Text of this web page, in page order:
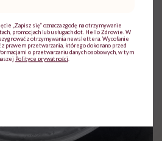
„Zapisz się” oznacza zgodę na otrzymywanie
promocjach lub usługach dot. Hello Zdrowie. W
z otrzymywania newslettera. Wycofanie
z prawem przetwarzania, którego dokonano przed
o przetwarzaniu danych osobowych, w tym
Polityce prywatności